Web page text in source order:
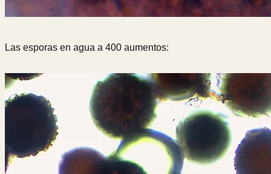
Las esporas en agua a 400 aumentos: